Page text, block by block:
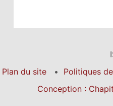
Plan du site
Politiques
Conception :